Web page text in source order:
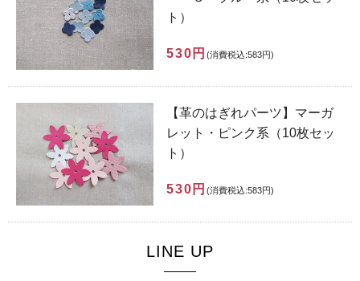
ト）
530円 (消費税込:583円)
【革のはぎれパーツ】マーガ
レット・ピンク系（10枚セッ
ト）
530円 (消費税込:583円)
LINE UP